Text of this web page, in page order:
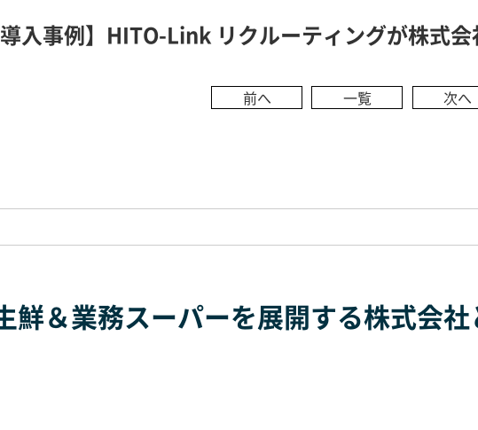
導入事例】HITO-Link リクルーティングが株式
前へ 一覧 次へ
鮮＆業務スーパーを展開する株式会